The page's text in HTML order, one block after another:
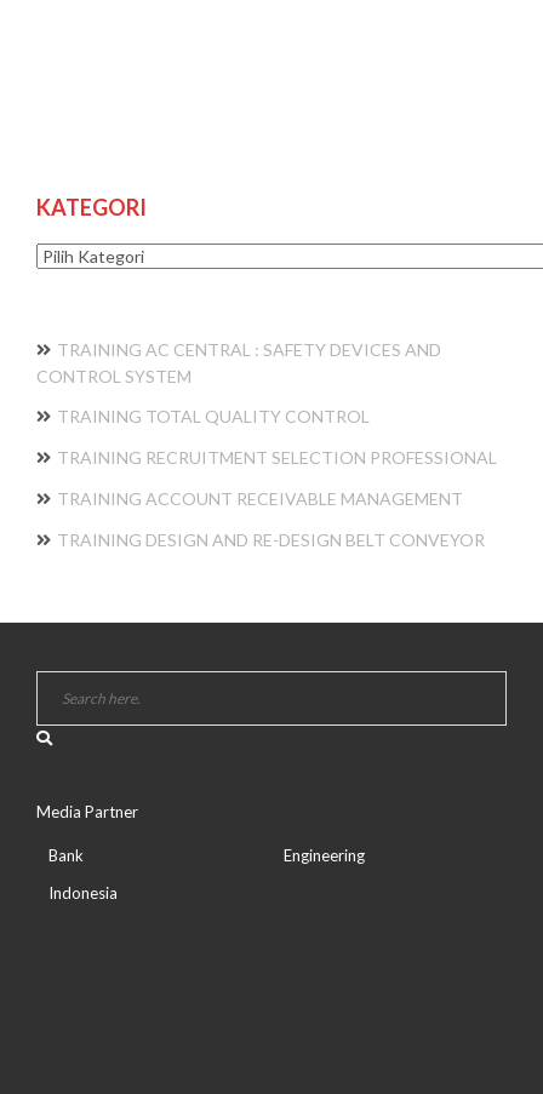
KATEGORI
Kategori
TRAINING AC CENTRAL : SAFETY DEVICES AND
CONTROL SYSTEM
TRAINING TOTAL QUALITY CONTROL
TRAINING RECRUITMENT SELECTION PROFESSIONAL
TRAINING ACCOUNT RECEIVABLE MANAGEMENT
TRAINING DESIGN AND RE-DESIGN BELT CONVEYOR
Media Partner
Bank
Indonesia
Engineering